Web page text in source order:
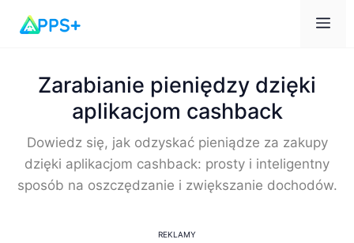
Zarabianie pieniędzy dzięki
aplikacjom cashback
Dowiedz się, jak odzyskać pieniądze za zakupy
dzięki aplikacjom cashback: prosty i inteligentny
sposób na oszczędzanie i zwiększanie dochodów.
REKLAMY